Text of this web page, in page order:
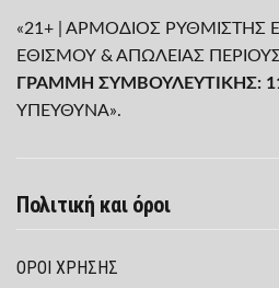
«21+ | ΑΡΜΟΔΙΟΣ ΡΥΘΜΙΣΤΗΣ
ΕΘΙΣΜΟΥ & ΑΠΩΛΕΙΑΣ
ΓΡΑΜΜΗ ΣΥΜΒΟΥΛΕΥΤΙΚΗΣ:
ΥΠΕΥΘΥΝΑ».
Πολιτική και όροι
ΌΡΟΙ ΧΡΉΣΗΣ